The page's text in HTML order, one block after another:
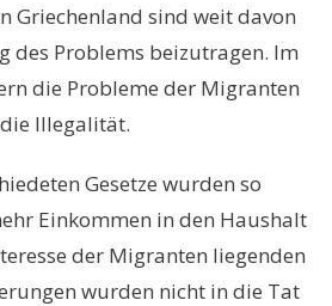
Griechenland sind weit davon
des Problems beizutragen. Im
die Probleme der Migranten
Illegalität.
Gesetze wurden so
Einkommen in den Haushalt
der Migranten liegenden
wurden nicht in die Tat